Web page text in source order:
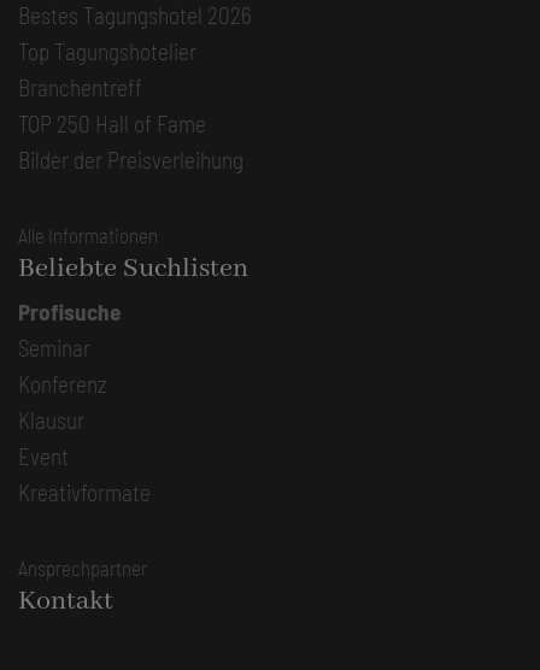
Bestes Tagungshotel 2026
Top Tagungshotelier
Branchentreff
TOP 250 Hall of Fame
Bilder der Preisverleihung
Alle Informationen
Beliebte Suchlisten
Profisuche
Seminar
Konferenz
Klausur
Event
Kreativformate
Ansprechpartner
Kontakt